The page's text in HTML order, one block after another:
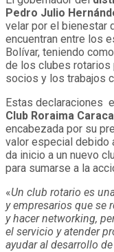
Pedro Julio
velar por el bienestar
encuentran entre los
Bolívar, teniendo
de los clubes rotarios
socios y los trabajos
Estas declaraciones
Club Roraima
encabezada por su
valor especial debido
da inicio a un nuevo
para sumarse a la
«Un club rotario es
y empresarios que se
y hacer networking,
el servicio y atender
ayudar al desarrollo